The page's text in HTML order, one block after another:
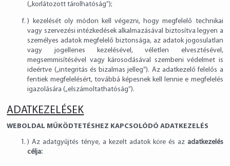
(„korlátozott tárolhatóság”);
) kezelését oly módon kell végezni, hogy megfelelő technikai
vagy szervezési intézkedések alkalmazásával biztosítva legyen a
személyes adatok megfelelő biztonsága, az adatok jogosulatlan
vagy jogellenes kezelésével, véletlen elvesztésével,
megsemmisítésével vagy károsodásával szembeni védelmet is
ideértve („integritás és bizalmas jelleg”). Az adatkezelő felelős a
fentiek megfelelésért, továbbá képesnek kell lennie e megfelelés
igazolására („elszámoltathatóság”).
ADATKEZELÉSEK
WEBOLDAL MŰKÖDTETÉSHEZ KAPCSOLÓDÓ ADATKEZELÉS
) Az adatgyűjtés ténye, a kezelt adatok köre és az adatkezelés
célja: